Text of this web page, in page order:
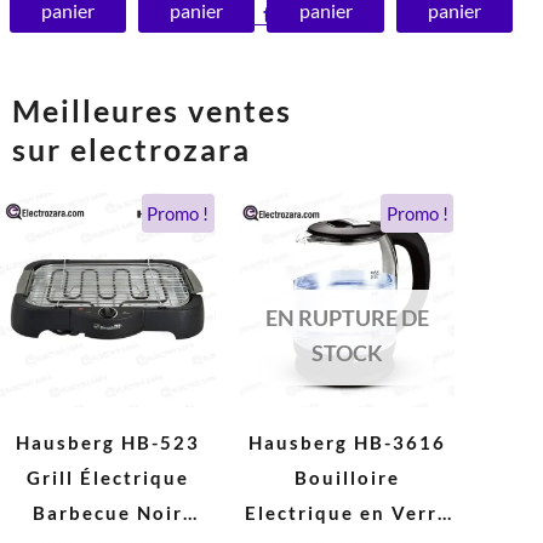
antiadhésive
panier
panier
panier
panier
Voir tout >
Meilleures ventes
sur electrozara
Promo !
Hausberg HB-523
Grill Électrique
Barbecue Noir
prix
initial
était :
490 DH.
Le
prix
actuel
est :
279 DH.
Promo !
EN RUPTURE DE
STOCK
Hausberg HB-3616
Bouilloire
Electrique en Verre
prix
initial
était :
300 DH.
Le
prix
actuel
est :
180 DH.